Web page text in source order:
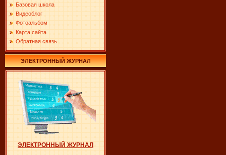
Базовая школа
Видеоблог
Фотоальбом
Карта сайта
Обратная связь
ЭЛЕКТРОННЫЙ ЖУРНАЛ
ЭЛЕКТРОННЫЙ ЖУРНАЛ